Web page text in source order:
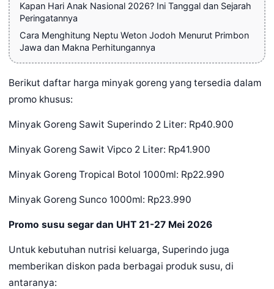
Kapan Hari Anak Nasional 2026? Ini Tanggal dan Sejarah
Peringatannya
Cara Menghitung Neptu Weton Jodoh Menurut Primbon
Jawa dan Makna Perhitungannya
Berikut daftar harga minyak goreng yang tersedia dalam
promo khusus:
Minyak Goreng Sawit Superindo 2 Liter: Rp40.900
Minyak Goreng Sawit Vipco 2 Liter: Rp41.900
Minyak Goreng Tropical Botol 1000ml: Rp22.990
Minyak Goreng Sunco 1000ml: Rp23.990
Promo susu segar dan UHT 21-27 Mei 2026
Untuk kebutuhan nutrisi keluarga, Superindo juga
memberikan diskon pada berbagai produk susu, di
antaranya: